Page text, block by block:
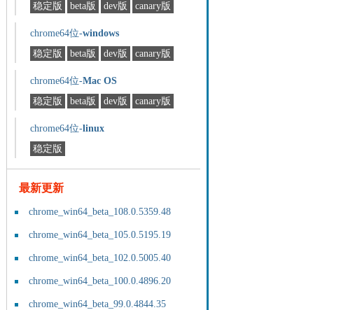
稳定版
beta版 dev版 canary版
chrome64位-windows
稳定版
beta版 dev版 canary版
chrome64位-Mac OS
稳定版
beta版 dev版 canary版
chrome64位-linux
稳定版
最新更新
chrome_win64_beta_108.0.5359.48
chrome_win64_beta_105.0.5195.19
chrome_win64_beta_102.0.5005.40
chrome_win64_beta_100.0.4896.20
chrome_win64_beta_99.0.4844.35